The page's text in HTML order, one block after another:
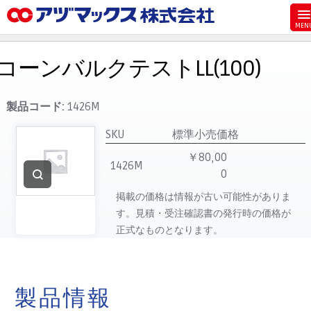
お気に入り
お買い物カゴ
ご注文
マイページ
主要取扱ブランド
ーンバルクテストLL(100)
製品コード: 1426M
SKU
標準小売価格
1426M
￥80,00
0
掲載の価格は情報が古い可能性がありま
す。見積・受注確認書の発行時の価格が
正式なものとなります。
製品情報